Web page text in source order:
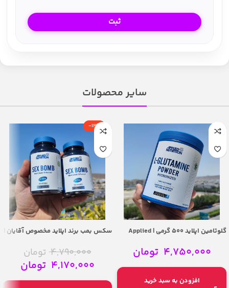
سایر محصولات
گلوتامین اپلاید 500 گرمی | Applied
4,750,000 تومان
افزودن به سبد خرید
-13%
سکس بمب برند اپلاید مخصوص آقایان |
4,790,000 تومان
4,170,000 تومان